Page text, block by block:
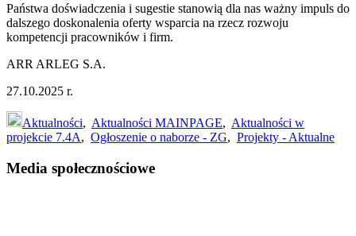
Państwa doświadczenia i sugestie stanowią dla nas ważny impuls do
dalszego doskonalenia oferty wsparcia na rzecz rozwoju
kompetencji pracowników i firm.
ARR ARLEG S.A.
27.10.2025 r.
Aktualności, Aktualności MAINPAGE, Aktualności w
projekcie 7.4A, Ogłoszenie o naborze - ZG, Projekty - Aktualne
Footer
Media społecznościowe